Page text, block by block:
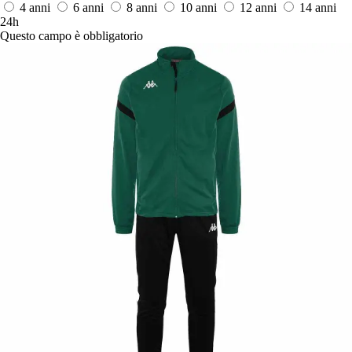
4 anni
6 anni 8 anni 10 anni 12 anni
14 anni
24h
Questo campo è obbligatorio